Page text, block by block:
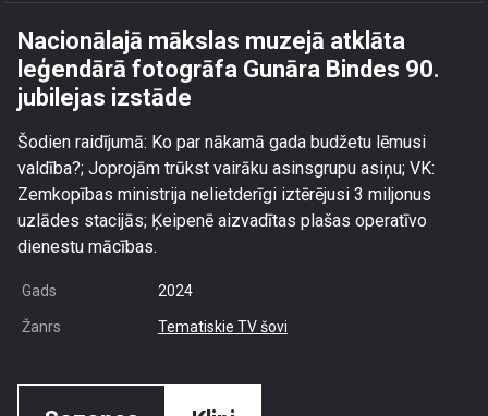
Nacionālajā mākslas muzejā atklāta
leģendārā fotogrāfa Gunāra Bindes 90.
jubilejas izstāde
Šodien raidījumā: Ko par nākamā gada budžetu lēmusi
valdība?; Joprojām trūkst vairāku asinsgrupu asiņu; VK:
Zemkopības ministrija nelietderīgi iztērējusi 3 miljonus
uzlādes stacijās; Ķeipenē aizvadītas plašas operatīvo
dienestu mācības.
Gads 2024
Žanrs Tematiskie TV šovi